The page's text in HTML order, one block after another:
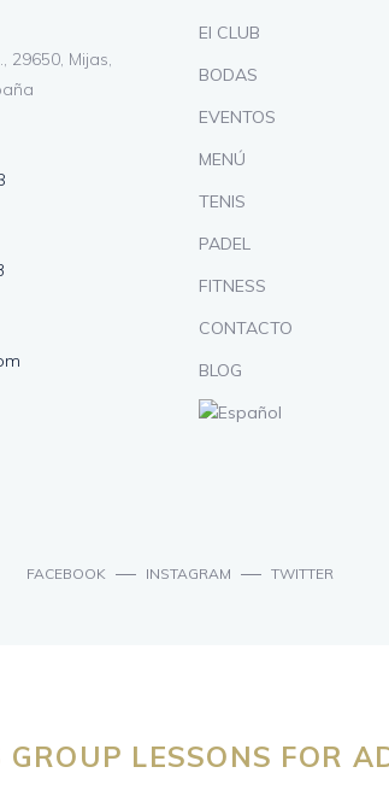
29650, Mijas,
El CLUB
BODAS
EVENTOS
MENÚ
TENIS
PADEL
FITNESS
CONTACTO
BLOG
FACEBOOK INSTAGRAM TWITTER
LESSONS FOR